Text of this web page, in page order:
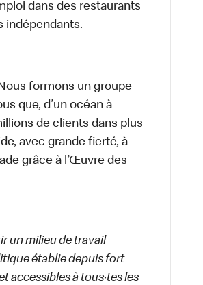
dans des restaurants
indépendants.
formons un groupe
que, d’un océan à
de clients dans plus
avec grande fierté, à
grâce à l’Œuvre des
un milieu de travail
établie depuis fort
accessibles à tous·tes les